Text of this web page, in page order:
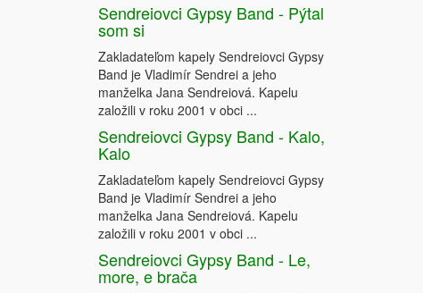
Sendreiovci Gypsy Band - Pýtal
som si
Zakladateľom kapely Sendreiovci Gypsy
Band je Vladimír Sendrei a jeho
manželka Jana Sendreiová. Kapelu
založili v roku 2001 v obci ...
Sendreiovci Gypsy Band - Kalo,
Kalo
Zakladateľom kapely Sendreiovci Gypsy
Band je Vladimír Sendrei a jeho
manželka Jana Sendreiová. Kapelu
založili v roku 2001 v obci ...
Sendreiovci Gypsy Band - Le,
more, e brača